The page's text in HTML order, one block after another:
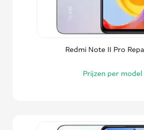
Redmi Note 11 Pro
Prijzen per model